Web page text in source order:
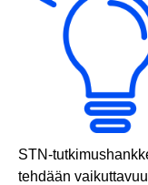
STN-
tehdään